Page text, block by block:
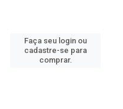
Faça seu login ou
cadastre-se para
comprar.